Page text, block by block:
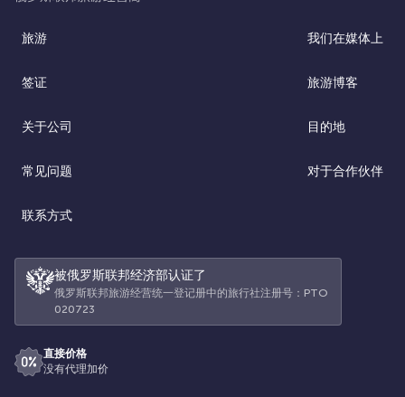
旅游 我们在媒体上
签证 旅游博客
关于公司 目的地
常见问题 对于合作伙伴
联系方式
被俄罗斯联邦经济部认证了
俄罗斯联邦旅游经营统一登记册中的旅行社注册号：РТО
020723
直接价格
没有代理加价